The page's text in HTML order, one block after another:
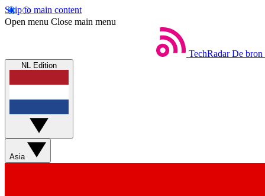
Skip to main content
Open menu Close main menu
TechRadar De bron
NL Edition
Asia